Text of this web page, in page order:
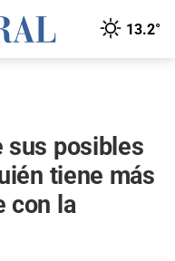
13.2°
sus posibles
tiene más
con la